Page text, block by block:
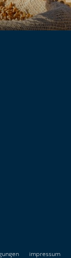
impressum